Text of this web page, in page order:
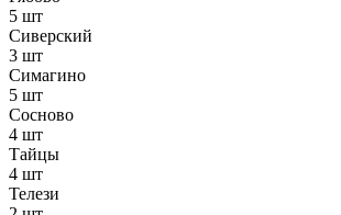
5 шт
Сиверский
3 шт
Симагино
5 шт
Сосново
4 шт
Тайцы
4 шт
Телези